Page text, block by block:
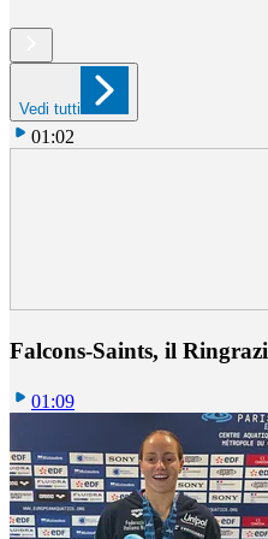
Vedi tutti
01:02
Falcons-Saints, il
01:09